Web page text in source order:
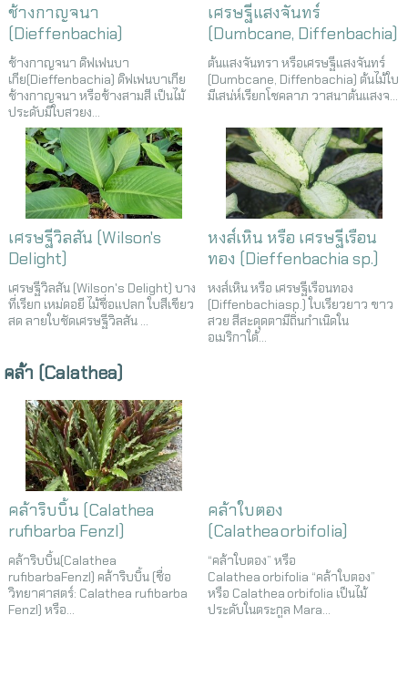
ช้างกาญจนา
(Dieffenbachia)
ช้างกาญจนา ดิฟเฟนบา
เกีย(Dieffenbachia) ดิฟเฟนบาเกีย
ช้างกาญจนา หรือช้างสามสี เป็นไม้
ประดับมีใบสวยง...
เศรษฐีแสงจันทร์
(Dumbcane, Diffenbachia)
ต้นแสงจันทรา หรือเศรษฐีแสงจันทร์
(Dumbcane, Diffenbachia) ต้นไม้ใบ
มีเสน่ห์เรียกโชคลาภ วาสนาต้นแสงจ...
เศรษฐีวิลสัน (Wilson's
Delight)
เศรษฐีวิลสัน (Wilson's Delight) บาง
ที่เรียก เหม่ดอยี ไม้ชื่อแปลก ใบสีเขียว
สด ลายใบชัดเศรษฐีวิลสัน ...
หงส์เหิน หรือ เศรษฐีเรือน
ทอง (Dieffenbachia sp.)
หงส์เหิน หรือ เศรษฐีเรือนทอง
(Diffenbachiasp.) ใบเรียวยาว ขาว
สวย สีสะดุดตามีถิ่นกำเนิดใน
อเมริกาใต้...
คล้า (Calathea)
คล้าริบบิ้น (Calathea
rufibarba Fenzl)
คล้าริบบิ้น(Calathea
rufibarbaFenzl) คล้าริบบิ้น (ชื่อ
วิทยาศาสตร์: Calathea rufibarba
Fenzl) หรือ...
คล้าใบตอง
(Calathea orbifolia)
“คล้าใบตอง” หรือ
Calathea orbifolia “คล้าใบตอง”
หรือ Calathea orbifolia เป็นไม้
ประดับในตระกูล Mara...